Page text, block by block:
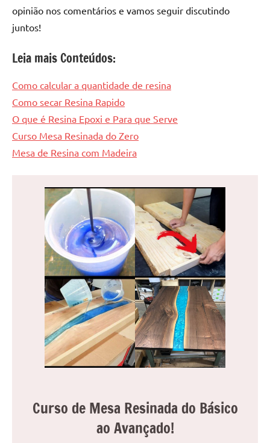
opinião nos comentários e vamos seguir discutindo
juntos!
Leia mais Conteúdos:
Como calcular a quantidade de resina
Como secar Resina Rapido
O que é Resina Epoxi e Para que Serve
Curso Mesa Resinada do Zero
Mesa de Resina com Madeira
Curso de Mesa Resinada do Básico
ao Avançado!